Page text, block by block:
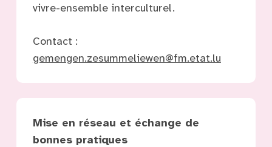
vivre-ensemble interculturel.
Contact :
gemengen.zesummeliewen@fm.etat.lu
Mise en réseau et échange de
bonnes pratiques